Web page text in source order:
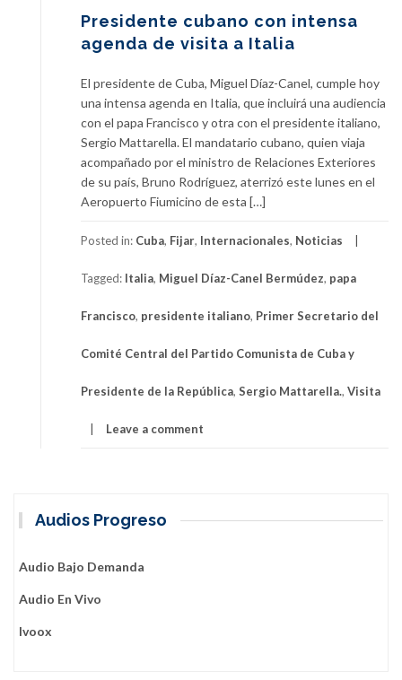
Presidente cubano con intensa
agenda de visita a Italia
El presidente de Cuba, Miguel Díaz-Canel, cumple hoy
una intensa agenda en Italia, que incluirá una audiencia
con el papa Francisco y otra con el presidente italiano,
Sergio Mattarella. El mandatario cubano, quien viaja
acompañado por el ministro de Relaciones Exteriores
de su país, Bruno Rodríguez, aterrizó este lunes en el
Aeropuerto Fiumicino de esta […]
Posted in: Cuba, Fijar, Internacionales, Noticias
Tagged: Italia, Miguel Díaz-Canel Bermúdez, papa
Francisco, presidente italiano, Primer Secretario del
Comité Central del Partido Comunista de Cuba y
Presidente de la República, Sergio Mattarella., Visita
Leave a comment
Audios Progreso
Audio Bajo Demanda
Audio En Vivo
Ivoox